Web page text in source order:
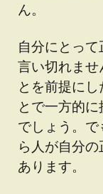
ん。
自分にとっ
言い切れませ
とを前提に
とで一方的
でしょう。
ら人が自分
あります。